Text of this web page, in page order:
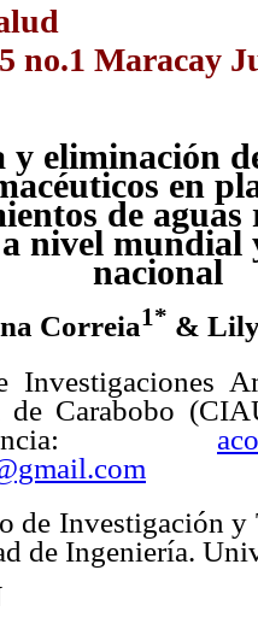
no.1 Maracay
y eliminación
en
de aguas
nivel mundial
nacional
Correia1* &
Investigaciones
de Carabobo
de Investigación
de Ingeniería.